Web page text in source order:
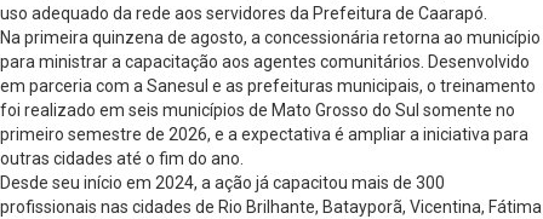
uso adequado da rede aos servidores da Prefeitura de Caarapó.
Na primeira quinzena de agosto, a concessionária retorna ao município
para ministrar a capacitação aos agentes comunitários. Desenvolvido
em parceria com a Sanesul e as prefeituras municipais, o treinamento
foi realizado em seis municípios de Mato Grosso do Sul somente no
primeiro semestre de 2026, e a expectativa é ampliar a iniciativa para
outras cidades até o fim do ano.
Desde seu início em 2024, a ação já capacitou mais de 300
profissionais nas cidades de Rio Brilhante, Batayporã, Vicentina, Fátima